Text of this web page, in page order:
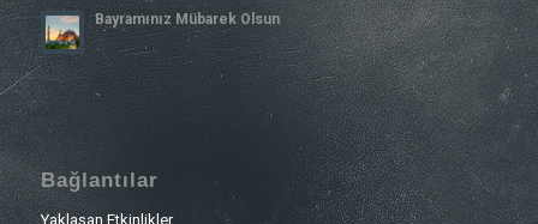
Bayramınız Mübarek Olsun
Bağlantılar
Yaklaşan Etkinlikler